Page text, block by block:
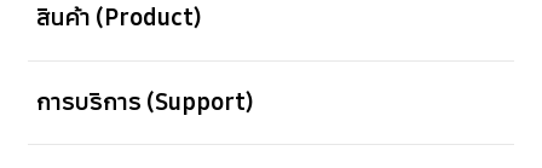
สินค้า (Product)
การบริการ (Support)